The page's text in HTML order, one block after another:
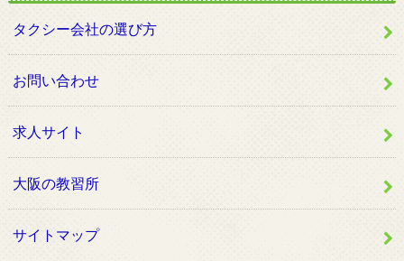
タクシー会社の選び方
お問い合わせ
求人サイト
大阪の教習所
サイトマップ